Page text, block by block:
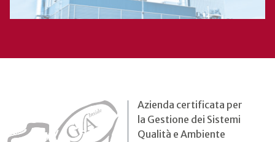
Azienda certificata per
la Gestione dei Sistemi
Qualità e Ambiente